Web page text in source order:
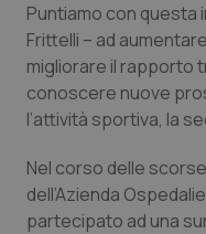
Puglia
Sardegna
Sicilia
Toscana
Malattie rare
Malattia di
Neuroscienze
Obesità
Puntiamo con questa
Frittelli – ad
migliorare il rapporto
conoscere nuove
l’attività sportiva, la
Nel corso delle
dell’Azienda
partecipato ad una